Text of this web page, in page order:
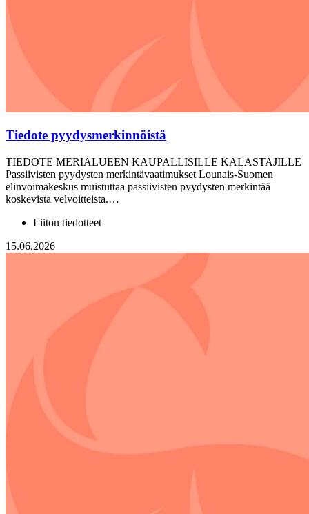
Tiedote pyydysmerkinnöistä
TIEDOTE MERIALUEEN KAUPALLISILLE KALASTAJILLE
Passiivisten pyydysten merkintävaatimukset Lounais-Suomen
elinvoimakeskus muistuttaa passiivisten pyydysten merkintää
koskevista velvoitteista.…
Liiton tiedotteet
15.06.2026